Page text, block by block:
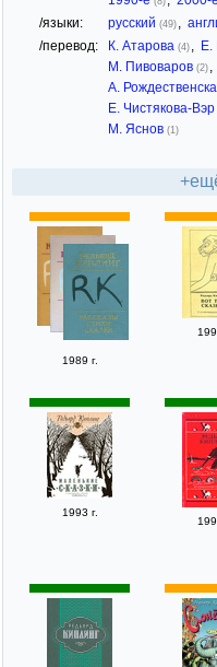
/языки: русский (49)
/перевод: К. Атарова (4) Е.
М. Пивоваров (2)
А.
Е. Чистякова-Вэр
М. Яснов (1)
1989 г.
1993 г.